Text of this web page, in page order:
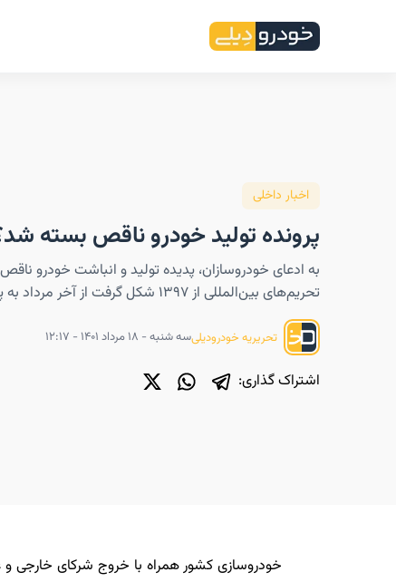
اخبار داخلی
پرونده تولید خودرو ناقص بسته
به ادعای خودروسازان، پدیده‌ تولید و انباشت خودرو
تحریم‌های بین‌المللی از ۱۳۹۷ شکل گرفت از آخر مرداد به پایان می‌رسد.
تحریریه خودرودیلیسه شنبه - ۱۸ مرداد ۱۴۰۱ - ۱۲:۱۷
اشتراک گذاری:
خودروسازی کشور همراه با خروج شرکای خارجی